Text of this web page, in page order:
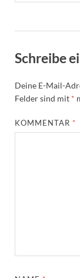
Schreibe
Deine E-Mail-
Felder sind mit *
KOMMENTAR *